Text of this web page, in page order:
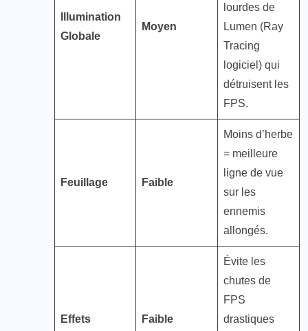
Illumination
Globale
Moyen
lourdes de
Lumen (Ray
Tracing
logiciel) qui
détruisent les
FPS​.
Feuillage Faible
Moins d’herbe
= meilleure
ligne de vue
sur les
ennemis
allongés.
Effets Faible
Évite les
chutes de
FPS
drastiques